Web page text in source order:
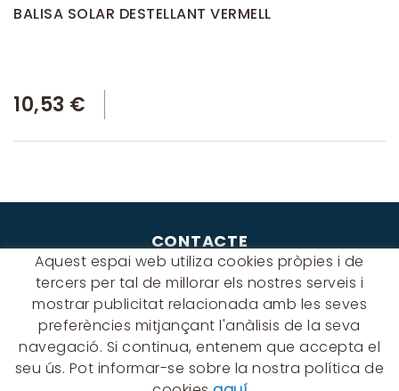
BALISA SOLAR DESTELLANT VERMELL
10,53 €
CONTACTE
Albert Einstein, 54 - 60 - Nave 3
08940 Cornellà de Llobregat
(BARCELONA)
649 631 197
palmyra@palmyra.cat
Aquest espai web utiliza cookies pròpies i de
tercers per tal de millorar els nostres serveis i
mostrar publicitat relacionada amb les seves
preferències mitjançant l'anàlisis de la seva
navegació. Si continua, entenem que accepta el
seu ús. Pot informar-se sobre la nostra política de